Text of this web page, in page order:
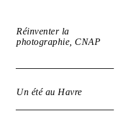
Réinventer la
photographie, CNAP
Un été au Havre